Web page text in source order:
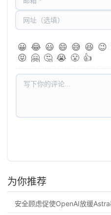
😀 😂 😃 😄 😅 😆 😉
😝 🤗 🤔 😭 😤 👍
为你推荐
安全顾虑促使OpenAI放缓